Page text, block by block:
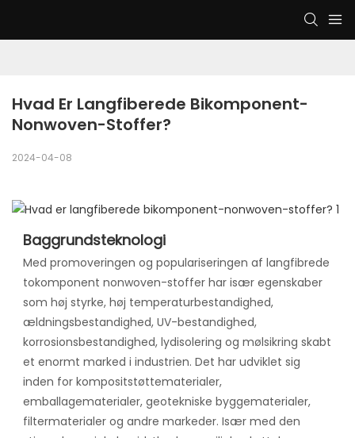
Hvad Er Langfiberede Bikomponent-
Nonwoven-Stoffer?
2024-04-08
Baggrundsteknologi
Med promoveringen og populariseringen af ​​langfibrede
tokomponent nonwoven-stoffer har især egenskaber
som høj styrke, høj temperaturbestandighed,
ældningsbestandighed, UV-bestandighed,
korrosionsbestandighed, lydisolering og mølsikring skabt
et enormt marked i industrien. Det har udviklet sig
inden for kompositstøttematerialer,
emballagematerialer, geotekniske byggematerialer,
filtermaterialer og andre markeder. Især med den